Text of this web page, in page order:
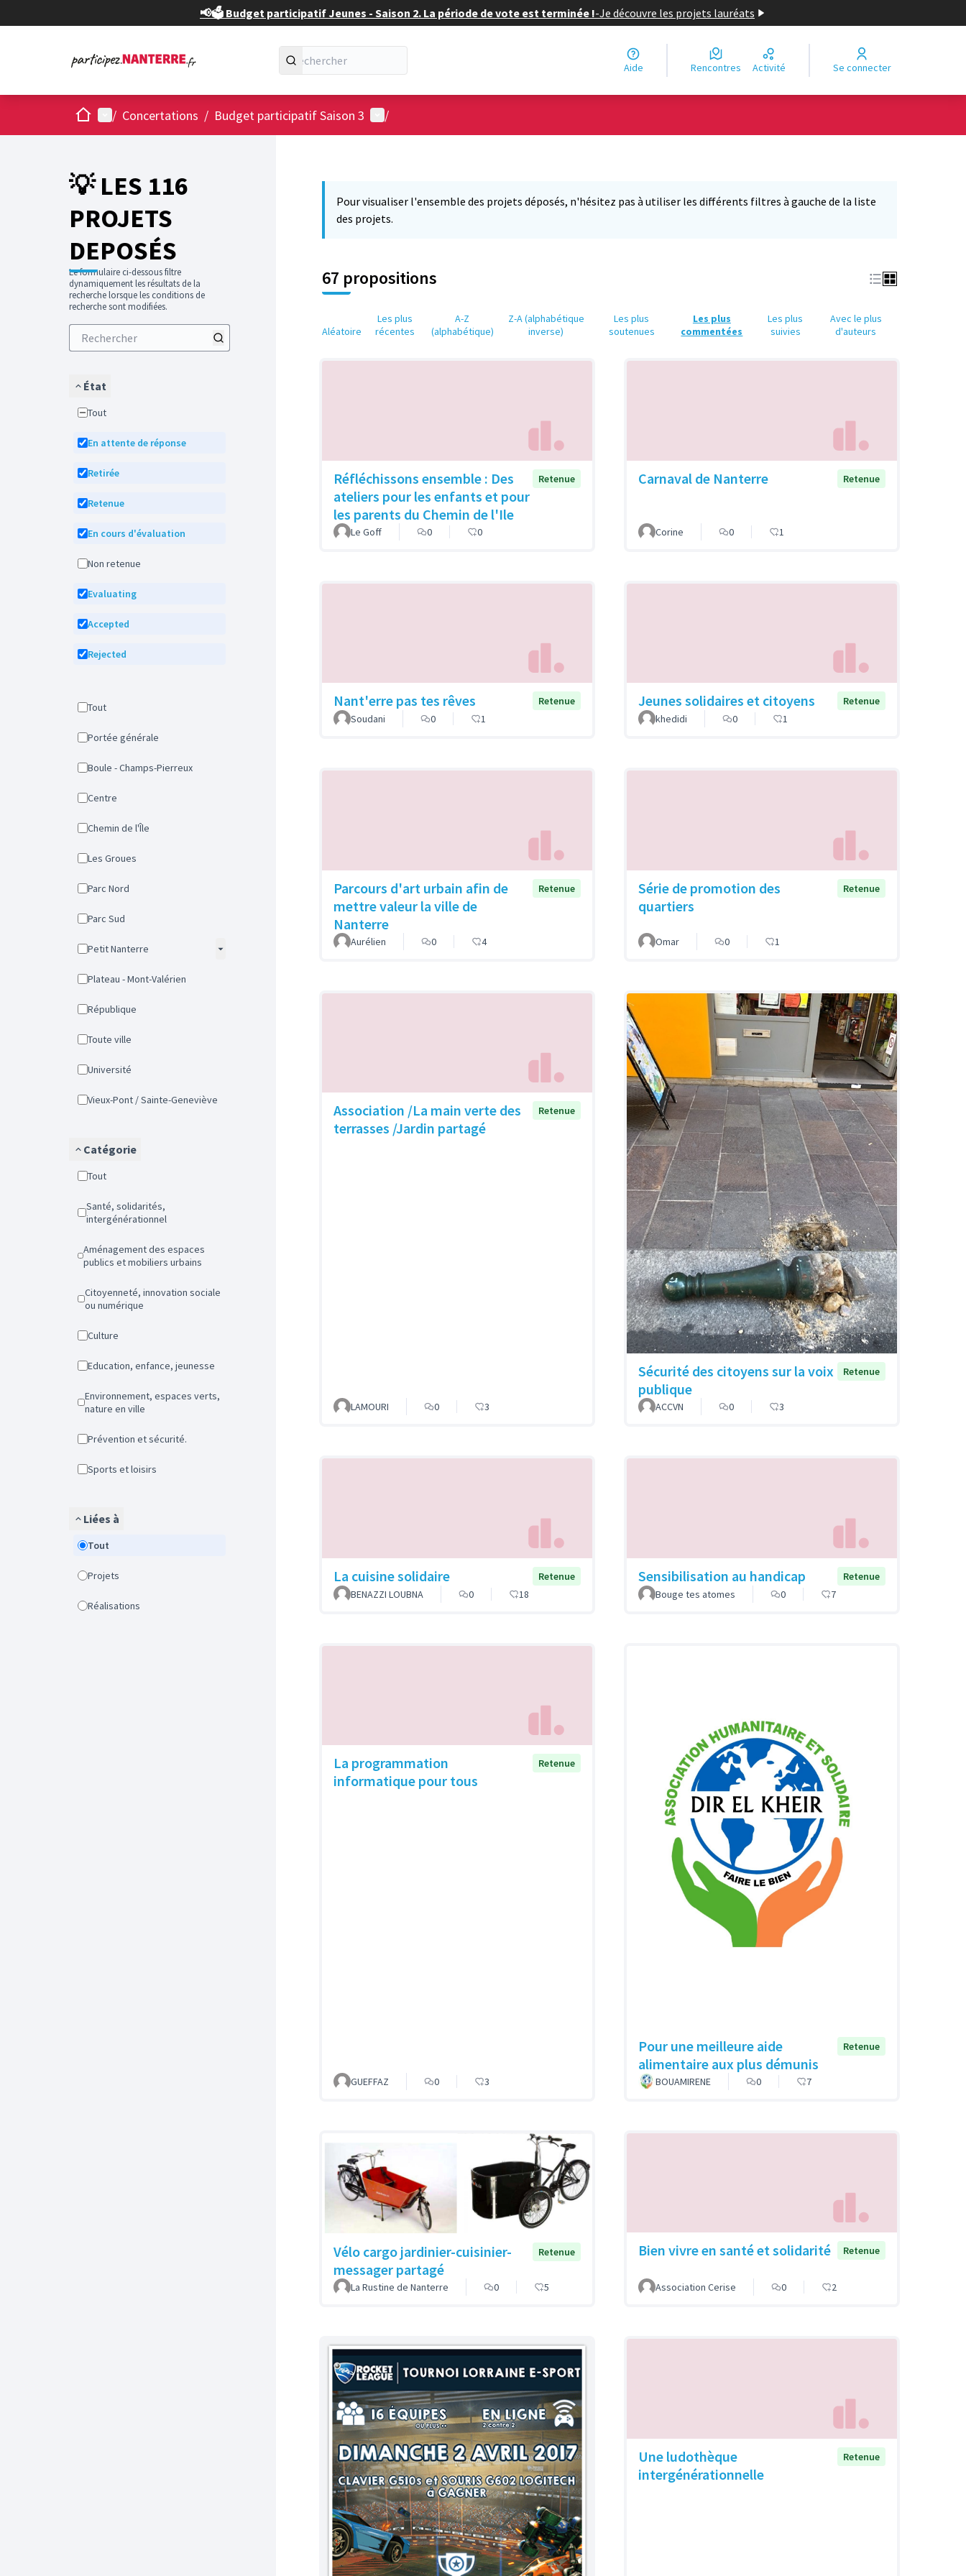
📢🗳️ Budget participatif Jeunes - Saison 2. La période de vote est terminée !-Je découvre les projets lauréats
Aide Rencontres Activité Se connecter
AccueilMenu principal
/ Concertations / Budget participatif Saison 3 Menu utilisateur
/
💡 LES 116
PROJETS
DEPOSÉS
Le formulaire ci-dessous filtre
dynamiquement les résultats de la
recherche lorsque les conditions de
recherche sont modifiées.
État
Tout
En attente de réponse
Retirée
Retenue
En cours d'évaluation
Non retenue
Evaluating
Accepted
Rejected
Tout
Portée générale
Boule - Champs-Pierreux
Centre
Chemin de l'Île
Les Groues
Parc Nord
Parc Sud
Petit Nanterre
Plateau - Mont-Valérien
République
Toute ville
Université
Vieux-Pont / Sainte-Geneviève
Catégorie
Tout
Santé, solidarités,
intergénérationnel
Aménagement des espaces
publics et mobiliers urbains
Citoyenneté, innovation sociale
ou numérique
Culture
Education, enfance, jeunesse
Environnement, espaces verts,
nature en ville
Prévention et sécurité.
Sports et loisirs
Liées à
Tout
Projets
Réalisations
Pour visualiser l'ensemble des projets déposés, n'hésitez pas à utiliser les différents filtres à gauche de la liste
des projets.
67 propositions
Aléatoire
Les plus
récentes
A-Z
(alphabétique)
Z-A (alphabétique
inverse)
Les plus
soutenues
Les plus
commentées
Les plus
suivies
Avec le plus
d'auteurs
Réfléchissons ensemble : Des
ateliers pour les enfants et pour
les parents du Chemin de l'Ile
Retenue
Le Goff 0 0
Carnaval de Nanterre Retenue
Corine 0 1
Nant'erre pas tes rêves
Retenue
Soudani
0 1
Jeunes solidaires et citoyens
Retenue
khedidi
0 1
Parcours d'art urbain afin de
mettre valeur la ville de
Nanterre
Retenue
Aurélien 0 4
Série de promotion des
quartiers
Retenue
Omar 0 1
Association /La main verte des
terrasses /Jardin partagé
Retenue
LAMOURI 0 3
Sécurité des citoyens sur la voix
publique
Retenue
ACCVN 0 3
La cuisine solidaire
Retenue
BENAZZI LOUBNA
0 18
Sensibilisation au handicap
Retenue
Bouge tes atomes
0 7
La programmation
informatique pour tous
Retenue
GUEFFAZ 0 3
Pour une meilleure aide
alimentaire aux plus démunis
Retenue
BOUAMIRENE 0 7
Vélo cargo jardinier-cuisinier-
messager partagé
Retenue
La Rustine de Nanterre 0 5
Bien vivre en santé et solidarité Retenue
Association Cerise 0 2
Une ludothèque
intergénérationnelle
Retenue